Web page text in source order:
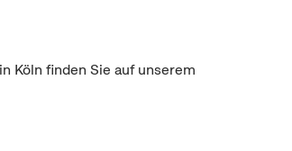
Köln finden Sie auf unserem